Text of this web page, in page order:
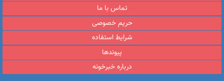
تماس با ما
حریم خصوصی
شرایط استفاده
پیوندها
درباره خبرخونه